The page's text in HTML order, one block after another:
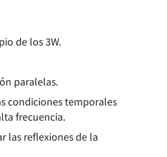
de los 3W.
paralelas.
condiciones temporales
frecuencia.
las reflexiones de la